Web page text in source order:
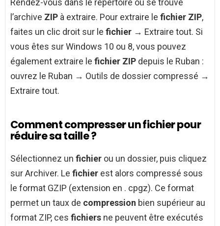
Rendez-vous dans le répertoire où se trouve
l’archive ZIP à extraire. Pour extraire le fichier ZIP,
faites un clic droit sur le fichier → Extraire tout. Si
vous êtes sur Windows 10 ou 8, vous pouvez
également extraire le fichier ZIP depuis le Ruban :
ouvrez le Ruban → Outils de dossier compressé →
Extraire tout.
Comment compresser un fichier pour
réduire sa taille ?
Sélectionnez un fichier ou un dossier, puis cliquez
sur Archiver. Le fichier est alors compressé sous
le format GZIP (extension en . cpgz). Ce format
permet un taux de compression bien supérieur au
format ZIP, ces fichiers ne peuvent être exécutés